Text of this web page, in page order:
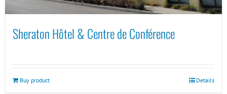
Sheraton Hôtel & Centre de Conférence
Buy product Details